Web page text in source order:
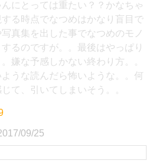
にとっては重たい？？かなちゃ
る時点でなつめはかなり盲目で
真集を出した事でなつめのモノ
るのですが。。最後はやっぱり
嫌な予感しかない終わり方。。
うな読んだら怖いような。。何
て、引いてしまいそう。。
09/25